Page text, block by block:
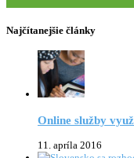
Najčítanejšie články
Online služby
11. apríla 2016